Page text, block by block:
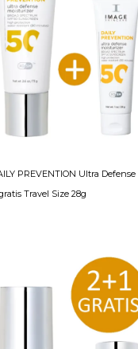
PREVENTION Ultra Defense
Travel Size 28g